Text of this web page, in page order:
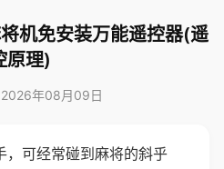
机免安装万能遥控器(遥
原理)
年08月09日
，可经常碰到麻将的斜乎